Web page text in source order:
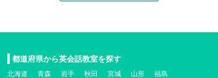
都道府県から英会話教室を探す
北海道 青森 岩手 秋田 宮城 山形 福島